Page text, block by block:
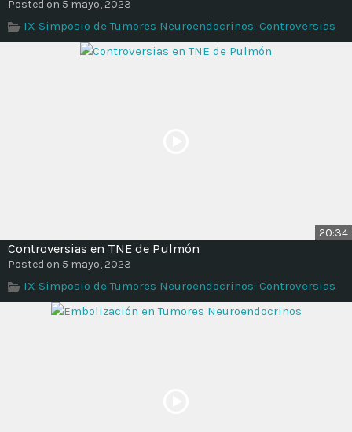
Posted on 5 mayo, 2023
IX Simposio de Tumores Neuroendocrinos: Controversias
20:34
Controversias en TNE de Pulmón
Posted on 5 mayo, 2023
IX Simposio de Tumores Neuroendocrinos: Controversias